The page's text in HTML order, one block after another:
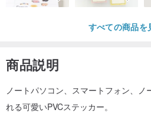
すべての商品を
商品説明
ノートパソコン、スマートフォン、
れる可愛いPVCステッカー。